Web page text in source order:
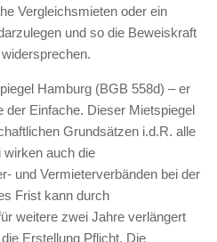
Vergleichsmieten oder ein
und so die Beweiskraft
Hamburg (BGB 558d) – er
der Einfache. Dieser Mietspiegel
Grundsätzen i.d.R. alle
wirken auch die
und Vermieterverbänden bei der
Frist kann durch
weitere zwei Jahre verlängert
Erstellung Pflicht. Die